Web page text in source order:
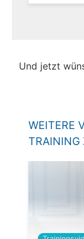
Und jetzt
WEITERE
TRAINING